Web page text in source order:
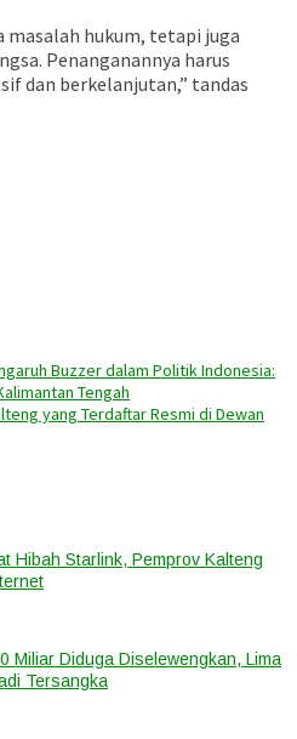
masalah hukum, tetapi juga
Penanganannya harus
dan berkelanjutan,” tandas
Buzzer dalam Politik Indonesia:
Tengah
yang Terdaftar Resmi di Dewan
Hibah Starlink, Pemprov Kalteng
Miliar Diduga Diselewengkan, Lima
Tersangka